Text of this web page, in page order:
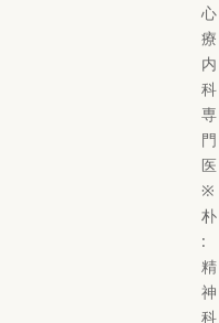
心
療
内
科
専
門
医
※
朴
:
精
神
科